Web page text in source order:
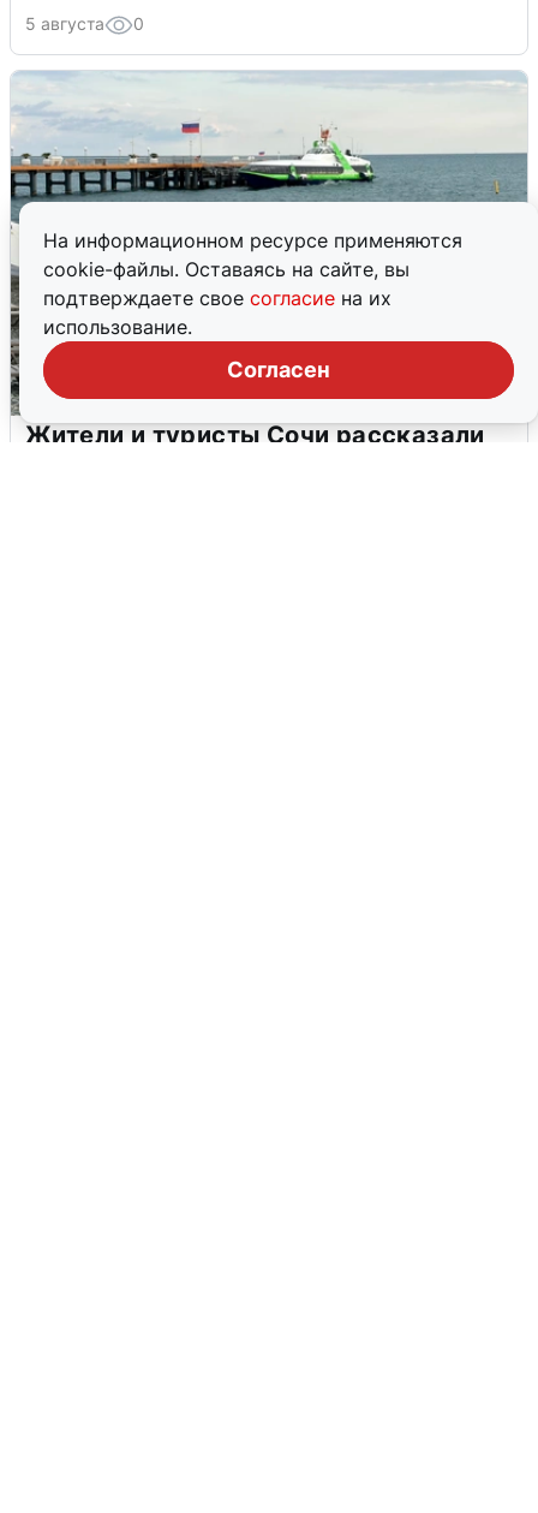
На информационном ресурсе применяются
cookie-файлы. Оставаясь на сайте, вы
подтверждаете свое согласие на их
использование.
Согласен
5 августа 0
Жители и туристы Сочи рассказали